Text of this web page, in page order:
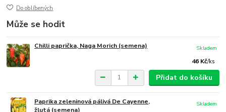
Do oblíbených
Může se hodit
Chilli paprička, Naga Morich (semena)
46 Kč/ks
Skladem
Přidat do košíku
Paprika zeleninová pálivá De Cayenne,
žlutá (semena)
Skladem